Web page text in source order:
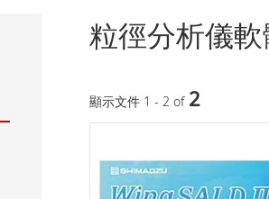
粒徑分析儀
顯示文件 1 - 2 of 2